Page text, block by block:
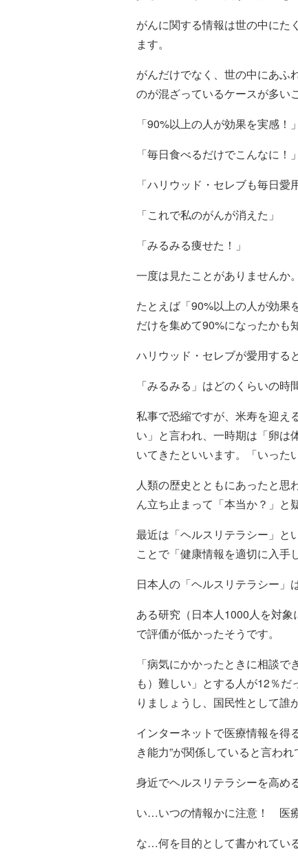
がんに関する情報は世の中にた
ます。
がんだけでなく、世の中にあふ
のが混ざっているケースが多い
「90%以上の人が効果を実感！」
「毎日食べるだけでこんなに！」
「ハリウッド・セレブも毎日愛
「これで私のがんが消えた」
「みるみる痩せた！」
一度は見たことがありませんか。
たとえば「90%以上の人が効果
だけを集めて90%になったかも
ハリウッド・セレブが愛用する
「みるみる」はどのくらいの
私事で恐縮ですが、米寿を迎え
い」と言われ、一時期は「卵は
いてきたといいます。「いった
人類の歴史とともにあったと思
ん立ち止まって「本当か？」と
最近は「ヘルスリテラシー」と
ことで「健康情報を適切に入手
日本人の「ヘルスリテラシー」
ある研究（日本人1000人を対
で評価が低かったそうです。
「病気にかかったときに相談
も）難しい」とする人が12％
りましょうし、国民性として誰
インターネットで医療情報を得
き能力”が関係していると言われ
身近でヘルスリテラシーを高め
い…いつの情報かに注意！ 医療
な…何を目的として書かれてい